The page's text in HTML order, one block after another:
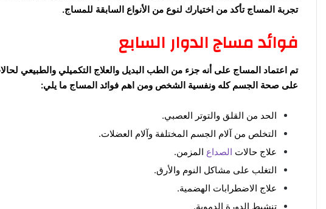
تجربة المساج تأكد من اختيارك لنوع من الأنواع السابقة للمساج.
فوائد مساج الدوار السابع
تم اعتماد المساج على أنه جزء من الطب البديل والعلاج التكميلي والطبيعي
على صحة الجسم كله ونفسية الشخص ومن اهم فوائد المساج ما يلي:
الحد من القلق والتوتر العصبي.
التخلص من آلام الجسم المختلفة وآلام العضلات.
علاج حالات الصداع المزمن.
التغلب على مشاكل النوم والأرق.
علاج الاضطرابات الهضمية.
تنشيط الدورة الدموية.